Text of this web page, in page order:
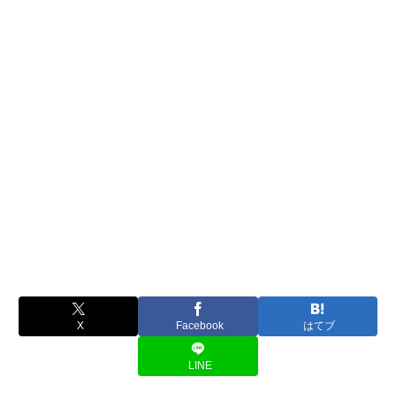
X Facebook はてブ
LINE